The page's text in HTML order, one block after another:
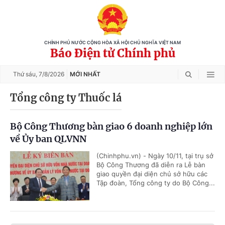
CHÍNH PHỦ NƯỚC CỘNG HÒA XÃ HỘI CHỦ NGHĨA VIỆT NAM
Báo Điện tử Chính phủ
Thứ sáu, 7/8/2026 MỚI NHẤT
Tổng công ty Thuốc lá
Bộ Công Thương bàn giao 6 doanh nghiệp lớn
về Ủy ban QLVNN
(Chinhphu.vn) - Ngày 10/11, tại trụ sở
Bộ Công Thương đã diễn ra Lễ bàn
giao quyền đại diện chủ sở hữu các
Tập đoàn, Tổng công ty do Bộ Công...